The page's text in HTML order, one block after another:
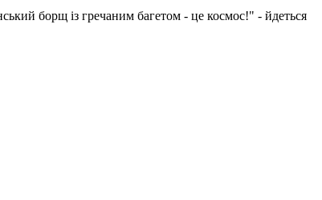
борщ із гречаним багетом - це космос!" - йдеться